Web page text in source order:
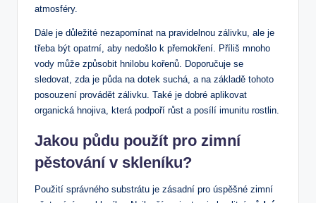
atmosféry.
Dále je důležité nezapomínat na pravidelnou zálivku, ale je
třeba být opatrní, aby nedošlo k přemokření. Příliš mnoho
vody může způsobit hnilobu kořenů. Doporučuje se
sledovat, zda je půda na dotek suchá, a na základě tohoto
posouzení provádět zálivku. Také je dobré aplikovat
organická hnojiva, která podpoří růst a posílí imunitu rostlin.
Jakou půdu použít pro zimní
pěstování v skleníku?
Použití správného substrátu je zásadní pro úspěšné zimní